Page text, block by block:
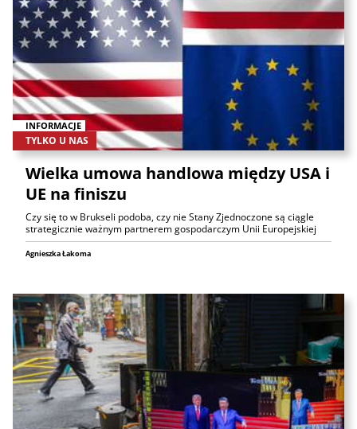
INFORMACJE
TYLKO U NAS
Wielka umowa handlowa między USA i
UE na finiszu
Czy się to w Brukseli podoba, czy nie Stany Zjednoczone są ciągle
strategicznie ważnym partnerem gospodarczym Unii Europejskiej
Agnieszka Łakoma